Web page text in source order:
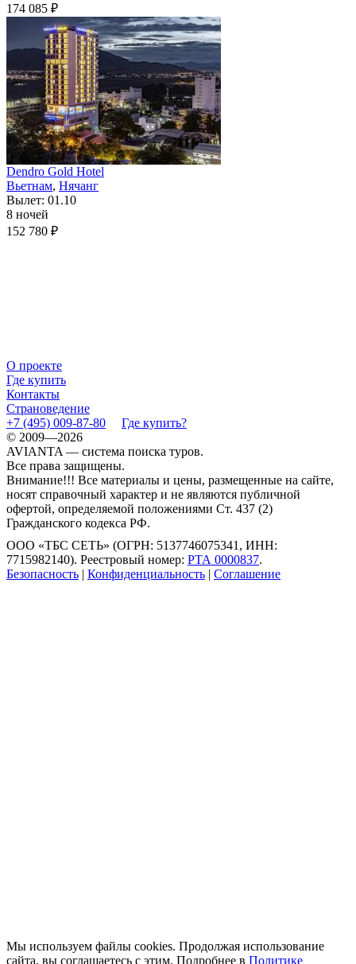
174 085 ₽
Dendro Gold Hotel
Вьетнам, Нячанг
Вылет: 01.10
8 ночей
152 780 ₽
О проекте
Где купить
Контакты
Страноведение
+7 (495) 009-87-80
Где купить?
© 2009—2026
AVIANTA — система поиска туров.
Все права защищены.
Внимание!!! Все материалы и цены, размещенные на сайте,
носят справочный характер и не являются публичной
офертой, определяемой положениями Ст. 437 (2)
Гражданского кодекса РФ.
ООО «ТБС СЕТЬ» (ОГРН: 5137746075341, ИНН:
7715982140). Реестровый номер: РТА 0000837.
Безопасность | Конфиденциальность | Соглашение
Мы используем файлы cookies. Продолжая использование
сайта, вы соглашаетесь с этим. Подробнее в Политике